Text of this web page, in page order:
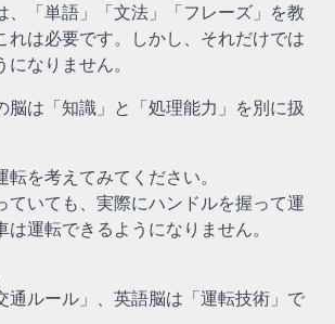
、「単語」「文法」「フレーズ」を教
れは必要です。しかし、それだけでは
なりません。
脳は「知識」と「処理能力」を別に扱
を考えてみてください。
ていても、実際にハンドルを握って運
運転できるようになりません。
通ルール」、英語脳は「運転技術」で